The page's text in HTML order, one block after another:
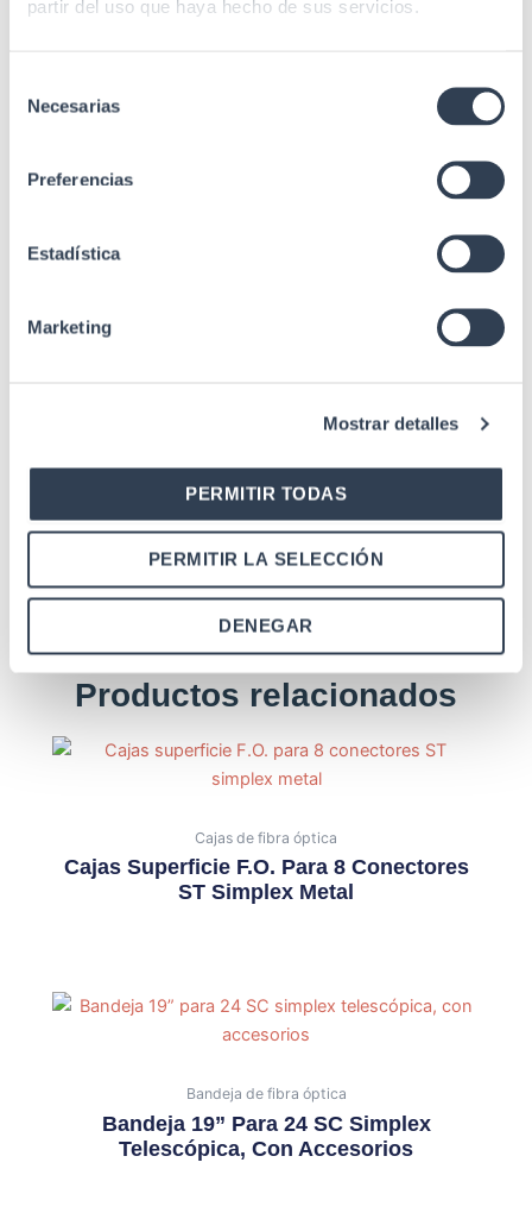
partir del uso que haya hecho de sus servicios.
Necesarias
Preferencias
Estadística
Marketing
Mostrar detalles
PERMITIR TODAS
PERMITIR LA SELECCIÓN
DENEGAR
Especificaciones
preconectorizada de
disponen de una malla
Estándares
IEC 61300 mm-2, IEC
Productos relacionados
Cajas de fibra óptica
Cajas Superficie F.O. Para 8 Conectores
ST Simplex Metal
Bandeja de fibra óptica
Bandeja 19” Para 24 SC Simplex
Telescópica, Con Accesorios